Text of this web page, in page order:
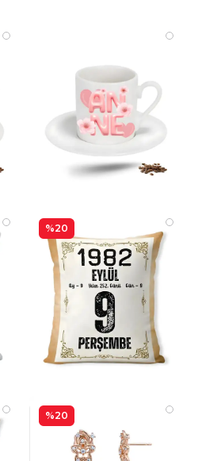
%20
%20